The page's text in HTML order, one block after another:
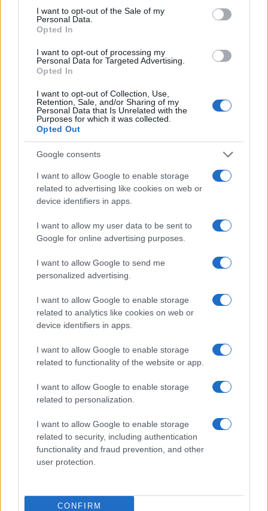
consent section.
I want to opt-out of the Sale of my
Personal Data.
Opted In
I want to opt-out of processing my
Personal Data for Targeted Advertising.
Opted In
I want to opt-out of Collection, Use,
Retention, Sale, and/or Sharing of my
Personal Data that Is Unrelated with the
Purposes for which it was collected.
Opted Out
Google consents
I want to allow Google to enable storage
related to advertising like cookies on web or
device identifiers in apps.
I want to allow my user data to be sent to
Google for online advertising purposes.
I want to allow Google to send me
personalized advertising.
I want to allow Google to enable storage
related to analytics like cookies on web or
device identifiers in apps.
I want to allow Google to enable storage
related to functionality of the website or app.
I want to allow Google to enable storage
related to personalization.
I want to allow Google to enable storage
related to security, including authentication
functionality and fraud prevention, and other
user protection.
CONFIRM
Continua a leggere
ESG NEWS
Sanità sarda e transizione verde: tra case della
Ilaria Galli · 15 Giu 2026
ESG NEWS
Andrea Innocenti · 26 Mar 2026